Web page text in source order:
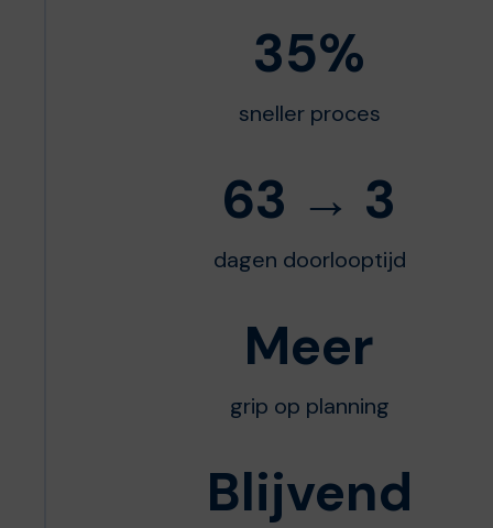
35%
sneller proces
63 → 3
dagen doorlooptijd
Meer
grip op planning
Blijvend